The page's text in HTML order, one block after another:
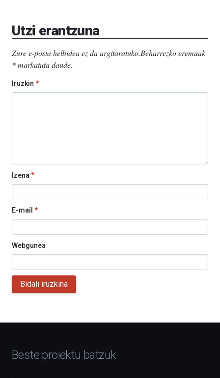
Utzi erantzuna
Zure e-posta helbidea ez da argitaratuko.Beharrezko eremuak
*markatuta daude.
Iruzkin *
Izena *
E-mail *
Webgunea
Bidali iruzkina
Beste proiektu batzuk